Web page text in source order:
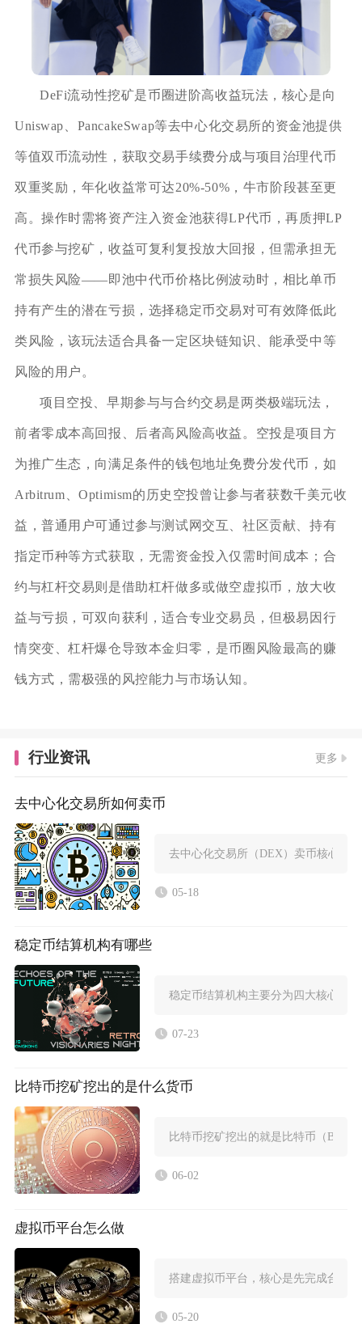
DeFi流动性挖矿是币圈进阶高收益玩法，核心是向
Uniswap、PancakeSwap等去中心化交易所的资金池提供
等值双币流动性，获取交易手续费分成与项目治理代币
双重奖励，年化收益常可达20%-50%，牛市阶段甚至更
高。操作时需将资产注入资金池获得LP代币，再质押LP
代币参与挖矿，收益可复利复投放大回报，但需承担无
常损失风险——即池中代币价格比例波动时，相比单币
持有产生的潜在亏损，选择稳定币交易对可有效降低此
类风险，该玩法适合具备一定区块链知识、能承受中等
风险的用户。
项目空投、早期参与与合约交易是两类极端玩法，
前者零成本高回报、后者高风险高收益。空投是项目方
为推广生态，向满足条件的钱包地址免费分发代币，如
Arbitrum、Optimism的历史空投曾让参与者获数千美元收
益，普通用户可通过参与测试网交互、社区贡献、持有
指定币种等方式获取，无需资金投入仅需时间成本；合
约与杠杆交易则是借助杠杆做多或做空虚拟币，放大收
益与亏损，可双向获利，适合专业交易员，但极易因行
情突变、杠杆爆仓导致本金归零，是币圈风险最高的赚
钱方式，需极强的风控能力与市场认知。
行业资讯 更多
去中心化交易所如何卖币
去中心化交易所（DEX）卖币核心是
05-18
稳定币结算机构有哪些
稳定币结算机构主要分为四大核心类
07-23
比特币挖矿挖出的是什么货币
比特币挖矿挖出的就是比特币（BTC
06-02
虚拟币平台怎么做
搭建虚拟币平台，核心是先完成合规
05-20